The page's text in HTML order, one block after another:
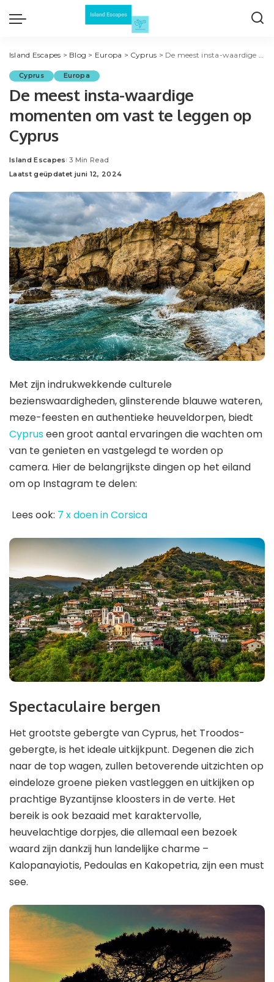
Island Escapes > Blog > Europa > Cyprus > De meest insta-waardige momenten om vast te leggen op Cyprus
Cyprus Europa
De meest insta-waardige
momenten om vast te leggen op
Cyprus
Posted
by
Island Escapes 3 Min Read
Laatst geüpdatet juni 12, 2024
Met zijn indrukwekkende culturele
bezienswaardigheden, glinsterende blauwe wateren,
meze-feesten en authentieke heuveldorpen, biedt
Cypruseen groot aantal ervaringen die wachten om
van te genieten en vastgelegd te worden op
camera. Hier de belangrijkste dingen op het eiland
om op Instagram te delen:
Lees ook: 7 x doen in Corsica
Spectaculaire bergen
Het grootste gebergte van Cyprus, het Troodos-
gebergte, is het ideale uitkijkpunt. Degenen die zich
naar de top wagen, zullen betoverende uitzichten op
eindeloze groene pieken vastleggen en uitkijken op
prachtige Byzantijnse kloosters in de verte. Het
bereik is ook bezaaid met karaktervolle,
heuvelachtige dorpjes, die allemaal een bezoek
waard zijn dankzij hun landelijke charme –
Kalopanayiotis, Pedoulas en Kakopetria, zijn een must
see.